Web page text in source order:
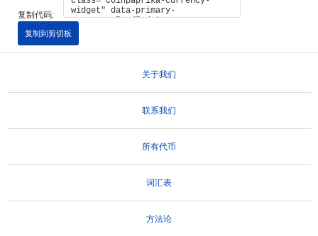
复制代码:
复制到剪切板
关于我们
联系我们
所有代币
词汇表
方法论